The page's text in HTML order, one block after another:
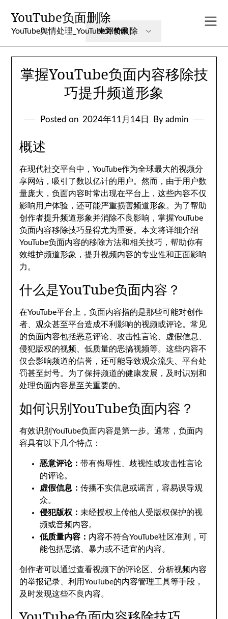
content
YouTube负面删除
YouTube舆情处理_YouTube评价删除
掌握YouTube负面内容移除技
巧提升频道形象
Posted on 2024年11月14日 By admin
概述
在现代社交平台中，YouTube作为全球最大的视频分
享网站，吸引了数以亿计的用户。然而，由于用户数
量庞大，负面内容时常出现在平台上，这些内容不仅
影响用户体验，还可能严重损害频道形象。为了帮助
创作者提升频道形象并消除不良影响，掌握YouTube
负面内容移除技巧显得尤为重要。本文将详细介绍
YouTube负面内容的移除方法和相关技巧，帮助你有
效维护频道形象，提升视频内容的专业性和正面影响
力。
什么是YouTube负面内容？
在YouTube平台上，负面内容指的是那些可能对创作
者、观众甚至平台造成不利影响的视频或评论。常见
的负面内容包括恶意评论、攻击性言论、虚假信息、
侵犯版权的视频、低质量的恶搞视频等。这些内容不
仅会影响频道的信誉，还可能导致观众流失、平台处
罚甚至封号。为了保持频道的健康发展，及时识别和
处理负面内容是至关重要的。
如何识别YouTube负面内容？
有效识别YouTube负面内容是第一步。通常，负面内
容具有以下几个特点：
恶意评论：带有侮辱性、歧视性或攻击性言论
的评论。
虚假信息：传播不实信息或谣言，容易误导观
众。
侵犯版权： 未经授权上传他人受版权保护的视
频或音频内容。
低质量内容： 内容不符合YouTube社区准则，可
能包括恶搞、暴力或不适宜的内容。
创作者可以通过查看视频下的评论区、分析视频内容
的举报记录、利用YouTube的内容管理工具等手段，
及时发现这些不良内容。